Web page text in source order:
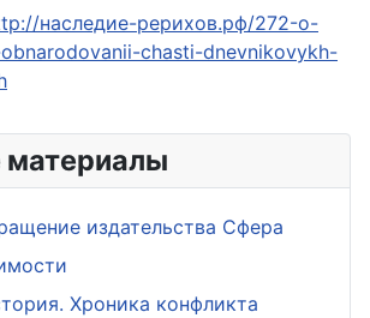
наследие-рерихов.рф/272-o-
chasti-dnevnikovykh-
издательства Сфера
Хроника конфликта